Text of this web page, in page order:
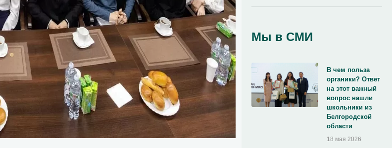
Мы в СМИ
В чем польза
органики? Ответ
на этот важный
вопрос нашли
школьники из
Белгородской
области
18 мая 2026